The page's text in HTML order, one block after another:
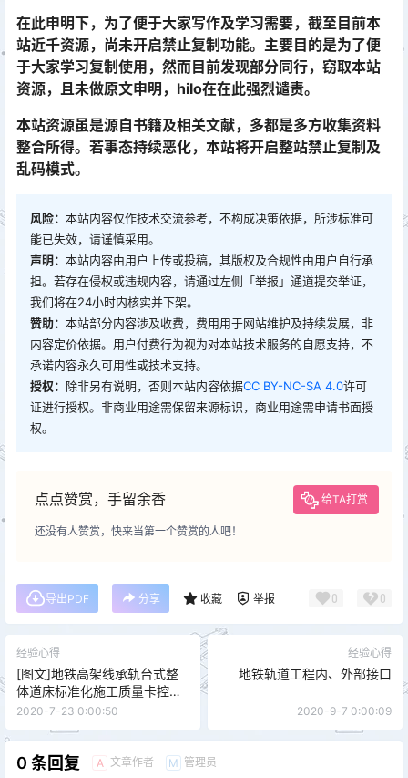
在此申明下，为了便于大家写作及学习需要，截至目前本
站近千资源，尚未开启禁止复制功能。主要目的是为了便
于大家学习复制使用，然而目前发现部分同行，窃取本站
资源，且未做原文申明，hilo在在此强烈谴责。
本站资源虽是源自书籍及相关文献，多都是多方收集资料
整合所得。若事态持续恶化，本站将开启整站禁止复制及
乱码模式。
风险： 本站内容仅作技术交流参考，不构成决策依据，所涉标准可
能已失效，请谨慎采用。
声明： 本站内容由用户上传或投稿，其版权及合规性由用户自行承
担。若存在侵权或违规内容，请通过左侧「举报」通道提交举证，
我们将在24小时内核实并下架。
赞助： 本站部分内容涉及收费，费用用于网站维护及持续发展，非
内容定价依据。用户付费行为视为对本站技术服务的自愿支持，不
承诺内容永久可用性或技术支持。
授权： 除非另有说明，否则本站内容依据CC BY-NC-SA 4.0许可
证进行授权。非商业用途需保留来源标识，商业用途需申请书面授
权。
点点赞赏，手留余香 给TA打赏
还没有人赞赏，快来当第一个赞赏的人吧！
导出PDF 分享 收藏 举报 0 0
经验心得
[图文]地铁高架线承轨台式整
体道床标准化施工质量卡控要
点
2020-7-23 0:00:50
经验心得
地铁轨道工程内、外部接口
2020-9-7 0:00:09
0 条回复 A 文章作者 M 管理员